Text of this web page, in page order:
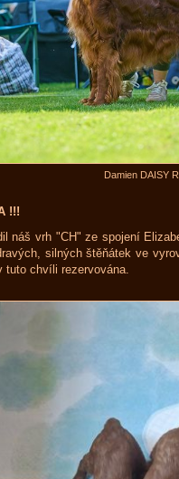
Damien DAISY
!!!
náš vrh "CH" ze spojení
silných štěňátek ve
chvíli rezervována.